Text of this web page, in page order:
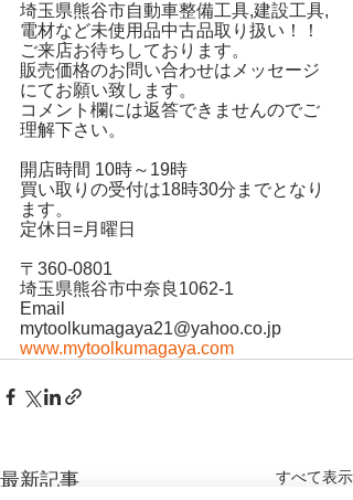
埼玉県熊谷市自動車整備工具,建設工具,
電材など未使用品中古品取り扱い！！
ご来店お待ちしております。
販売価格のお問い合わせはメッセージ
にてお願い致します。
コメント欄には返答できませんのでご
理解下さい。
開店時間 10時～19時
買い取りの受付は18時30分までとなり
ます。
定休日=月曜日
〒360-0801
埼玉県熊谷市中奈良1062-1
Email
mytoolkumagaya21@yahoo.co.jp
www.mytoolkumagaya.com
最新記事 すべて表示